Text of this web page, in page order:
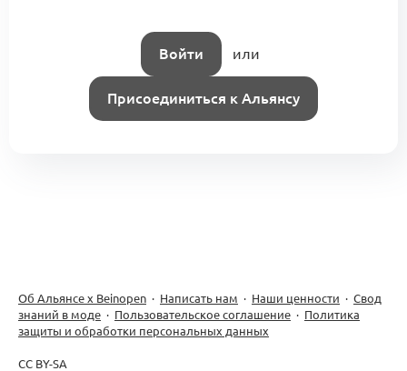
Панель управления бизнесом: опыт
Форум Альянса 20 комментариев
Войти или
Присоединиться к Альянсу
Об Альянсе х Beinopen · Написать нам · Наши ценности · Свод
знаний в моде · Пользовательское соглашение · Политика
защиты и обработки персональных данных
CC BY-SA